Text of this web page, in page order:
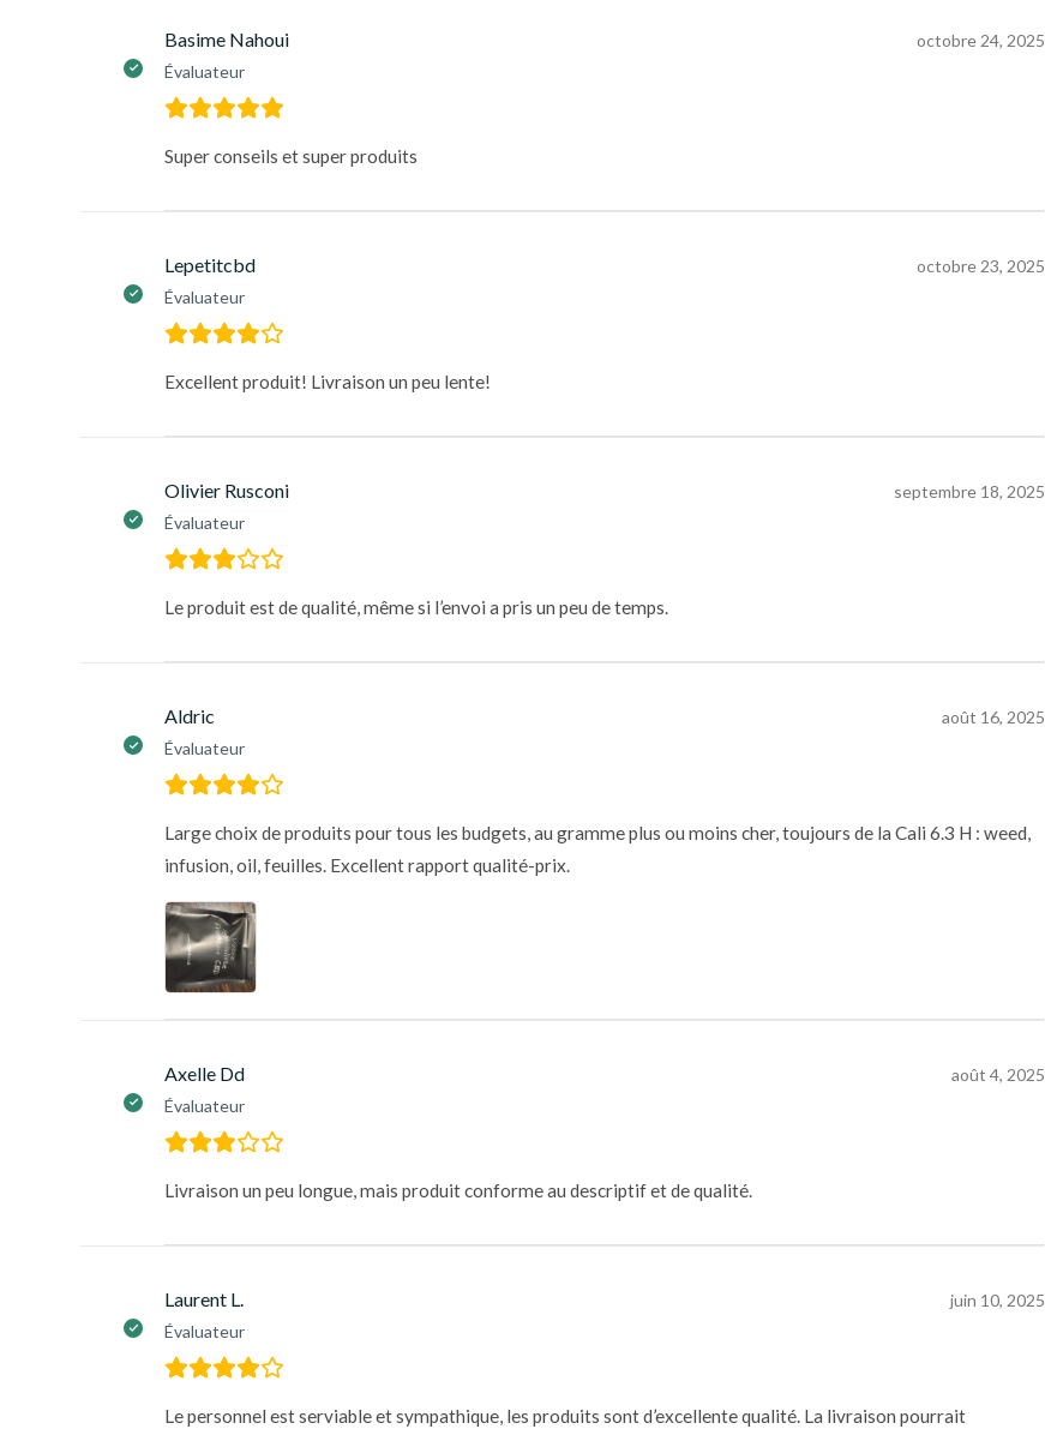
Basime Nahoui
Évaluateur
octobre 24, 2025
Super conseils et super produits
Lepetitcbd
Évaluateur
octobre 23, 2025
Excellent produit! Livraison un peu lente!
Olivier Rusconi
Évaluateur
septembre 18, 2025
Le produit est de qualité, même si l’envoi a pris un peu de temps.
Aldric
Évaluateur
août 16, 2025
Large choix de produits pour tous les budgets, au gramme plus ou moins cher, toujours de la Cali 6.3 H : weed,
infusion, oil, feuilles. Excellent rapport qualité-prix.
Axelle Dd
Évaluateur
août 4, 2025
Livraison un peu longue, mais produit conforme au descriptif et de qualité.
Laurent L.
Évaluateur
juin 10, 2025
Le personnel est serviable et sympathique, les produits sont d’excellente qualité. La livraison pourrait